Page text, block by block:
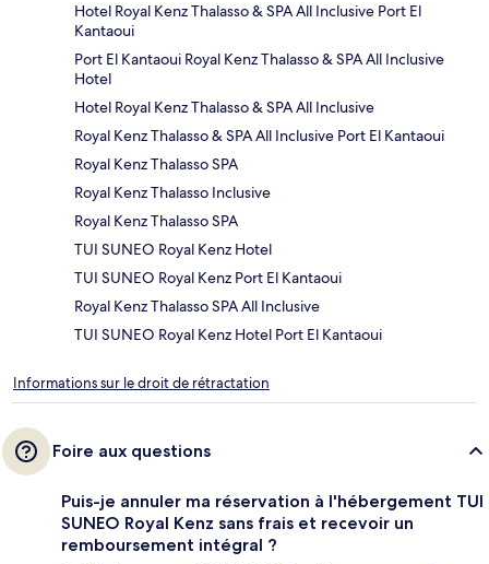
Hotel Royal Kenz Thalasso & SPA All Inclusive Port El
Kantaoui
Port El Kantaoui Royal Kenz Thalasso & SPA All Inclusive
Hotel
Hotel Royal Kenz Thalasso & SPA All Inclusive
Royal Kenz Thalasso & SPA All Inclusive Port El Kantaoui
Royal Kenz Thalasso SPA
Royal Kenz Thalasso Inclusive
Royal Kenz Thalasso SPA
TUI SUNEO Royal Kenz Hotel
TUI SUNEO Royal Kenz Port El Kantaoui
Royal Kenz Thalasso SPA All Inclusive
TUI SUNEO Royal Kenz Hotel Port El Kantaoui
Informations sur le droit de rétractation
Foire aux questions
Puis-je annuler ma réservation à l'hébergement TUI
SUNEO Royal Kenz sans frais et recevoir un
remboursement intégral ?